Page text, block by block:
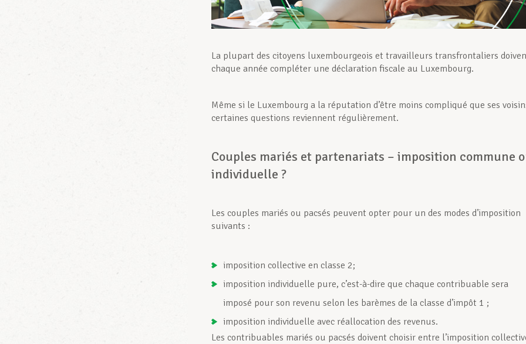
La plupart des citoyens luxembourgeois et travailleurs transfrontaliers
chaque année compléter une déclaration fiscale au Luxembourg.
Même si le Luxembourg a la réputation d’être moins compliqué que ses
certaines questions reviennent régulièrement.
Couples mariés et partenariats – imposition commune
individuelle ?
Les couples mariés ou pacsés peuvent opter pour un des modes d’imposition
suivants :
imposition collective en classe 2;
imposition individuelle pure, c’est-à-dire que chaque contribuable sera
imposé pour son revenu selon les barèmes de la classe d’impôt 1 ;
imposition individuelle avec réallocation des revenus.
Les contribuables mariés ou pacsés doivent choisir entre l’imposition